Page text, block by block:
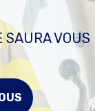
VOUS